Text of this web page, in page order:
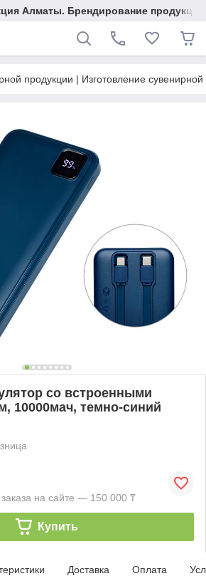
Алматы. Брендирование
продукции | Изготовление
со встроенными
10000мач, темно-синий
на сайте — 150 000 ₸
Купить
Доставка Оплата